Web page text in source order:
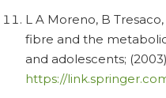
L A Moreno, B
fibre and the
and adolescents; (2003)
https://